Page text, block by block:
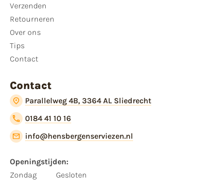
Verzenden
Retourneren
Over ons
Tips
Contact
Contact
Parallelweg 4B, 3364 AL Sliedrecht
0184 41 10 16
info@hensbergenserviezen.nl
Openingstijden:
Zondag
Gesloten